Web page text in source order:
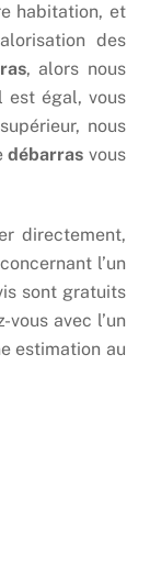
habitation, et
des
, alors nous
est égal, vous
nous
débarras vous
directement,
l’un
sont gratuits
avec l’un
estimation au